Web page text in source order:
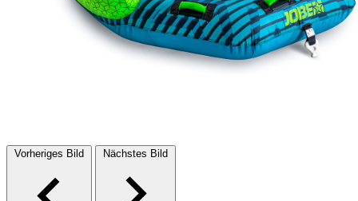
Vorheriges Bild Nächstes Bild